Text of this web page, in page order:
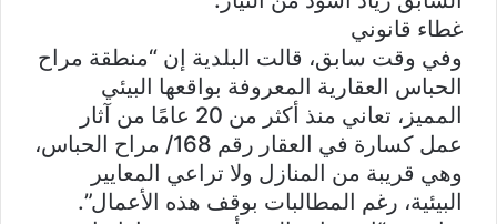
غطاء قانوني
وفي وقت سابق، قالت البلدية إن “منطقة مراح
الحباس العقارية المعروفة بواقعها البيئي
المميز، تعاني منذ أكثر من 20 عامًا من آثار
عمل كسارة في العقار رقم 168/ مراح الحباس،
وهي قريبة من المنازل ولا تراعي المعايير
البيئية، رغم المطالبات بوقف هذه الأعمال”.